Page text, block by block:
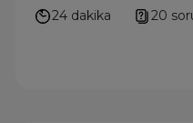
24 dakika
20